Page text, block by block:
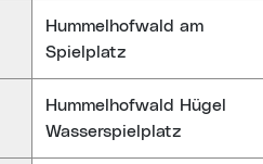
Hummelhofwald am
Spielplatz
Hummelhofwald Hügel
Wasserspielplatz